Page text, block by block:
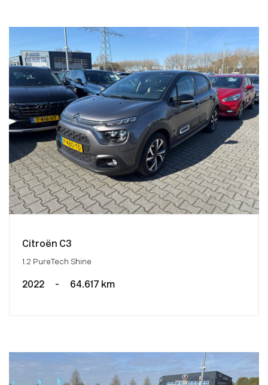
Citroën C3
1.2 PureTech Shine
2022 - 64.617 km